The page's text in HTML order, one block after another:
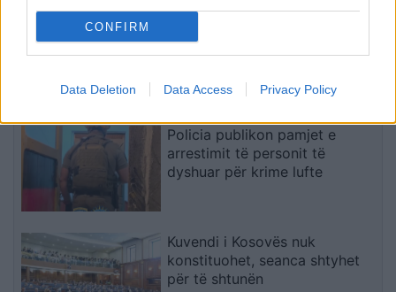
CONFIRM
Data Deletion Data Access Privacy Policy
Kuvendit brenda afatit të
Policia publikon pamjet e
arrestimit të personit të
dyshuar për krime lufte
Kuvendi i Kosovës nuk
konstituohet, seanca shtyhet
për të shtunën